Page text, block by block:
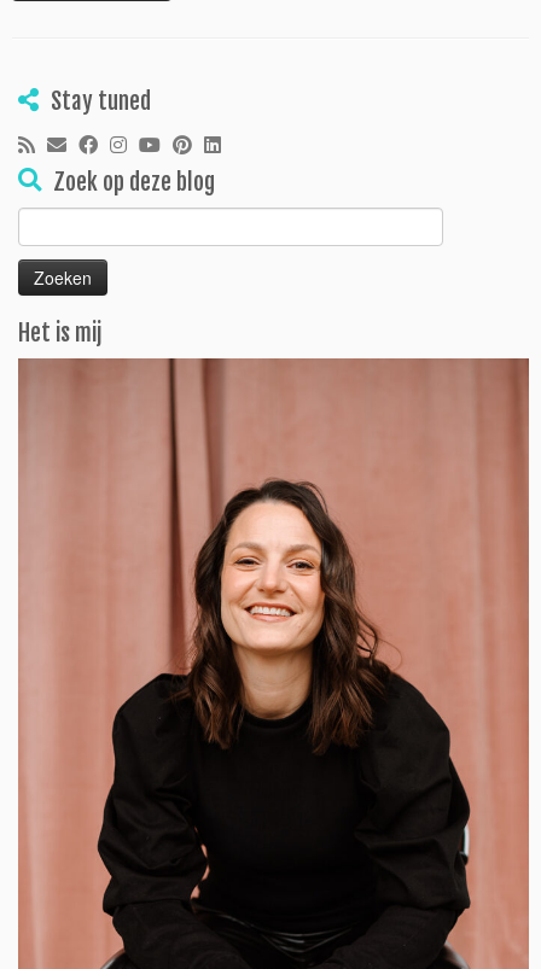
Stay tuned
Zoek op deze blog
naar:
Het is mij